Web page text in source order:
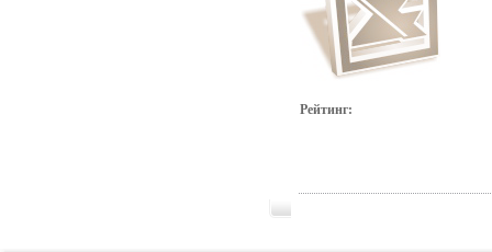
Рейтинг: